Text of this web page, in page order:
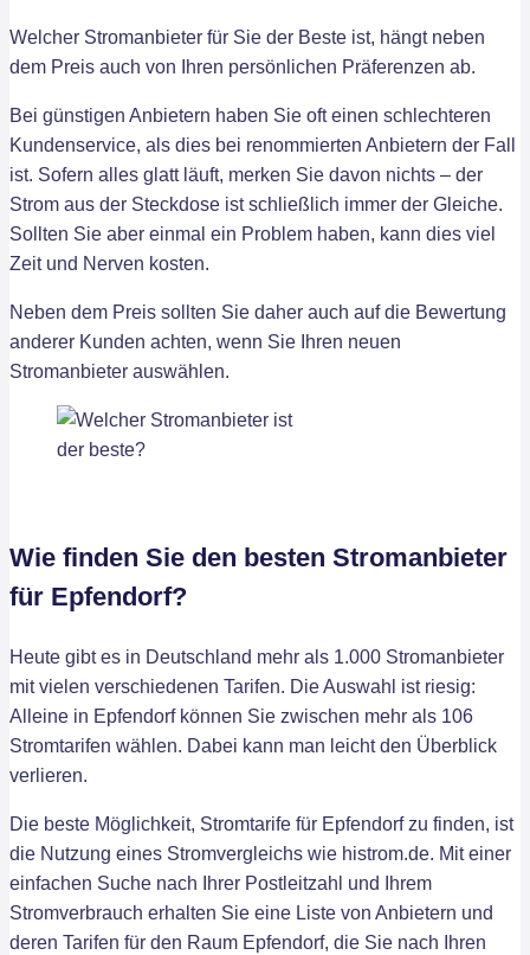
Welcher Stromanbieter für Sie der Beste ist, hängt neben
dem Preis auch von Ihren persönlichen Präferenzen ab.
Bei günstigen Anbietern haben Sie oft einen schlechteren
Kundenservice, als dies bei renommierten Anbietern der Fall
ist. Sofern alles glatt läuft, merken Sie davon nichts – der
Strom aus der Steckdose ist schließlich immer der Gleiche.
Sollten Sie aber einmal ein Problem haben, kann dies viel
Zeit und Nerven kosten.
Neben dem Preis sollten Sie daher auch auf die Bewertung
anderer Kunden achten, wenn Sie Ihren neuen
Stromanbieter auswählen.
Wie finden Sie den besten Stromanbieter
für Epfendorf?
Heute gibt es in Deutschland mehr als 1.000 Stromanbieter
mit vielen verschiedenen Tarifen. Die Auswahl ist riesig:
Alleine in Epfendorf können Sie zwischen mehr als 106
Stromtarifen wählen. Dabei kann man leicht den Überblick
verlieren.
Die beste Möglichkeit, Stromtarife für Epfendorf zu finden, ist
die Nutzung eines Stromvergleichs wie histrom.de. Mit einer
einfachen Suche nach Ihrer Postleitzahl und Ihrem
Stromverbrauch erhalten Sie eine Liste von Anbietern und
deren Tarifen für den Raum Epfendorf, die Sie nach Ihren